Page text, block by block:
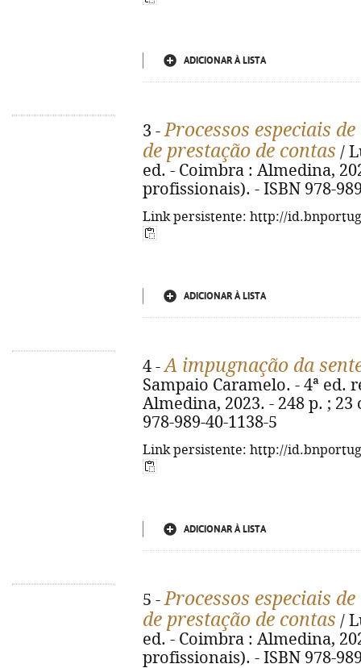
ADICIONAR À LISTA
3 -Processos especiais
de prestação de contas /
ed. - Coimbra : Almedina,
profissionais). - ISBN 978-
Link persistente: http://
ADICIONAR À LISTA
4 -A impugnação da
Sampaio Caramelo. - 4ª ed.
Almedina, 2023. - 248 p. ;
978-989-40-1138-5
Link persistente: http://
ADICIONAR À LISTA
5 -Processos especiais
de prestação de contas /
ed. - Coimbra : Almedina,
profissionais). - ISBN 978-